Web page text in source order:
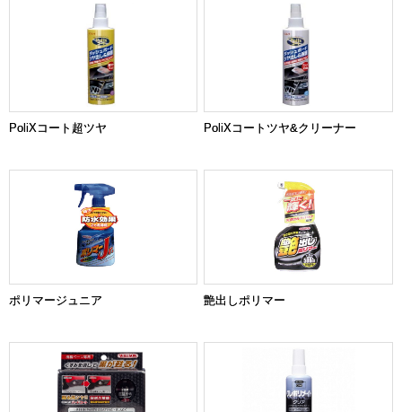
PoliXコート超ツヤ PoliXコートツヤ&クリーナー
ポリマージュニア 艶出しポリマー